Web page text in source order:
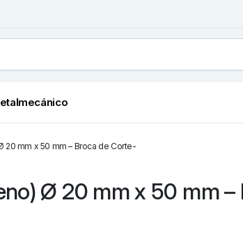
20 mm x 50 mm – Broca de Corte-
Ø 20 mm x 50 mm